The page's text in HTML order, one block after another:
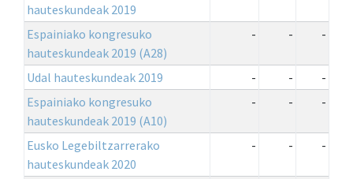
hauteskundeak 2019
Espainiako kongresuko
hauteskundeak 2019 (A28)
- - -
Udal hauteskundeak 2019 - -
-
Espainiako kongresuko
hauteskundeak 2019 (A10)
- - -
Eusko Legebiltzarrerako
hauteskundeak 2020
- - -